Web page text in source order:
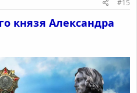
#15
князя Александра